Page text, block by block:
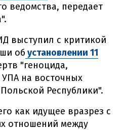
ведомства, передает
выступил с критикой
об установлении 11
"геноцида,
на восточных
Республики".
как идущее вразрез с
отношений между